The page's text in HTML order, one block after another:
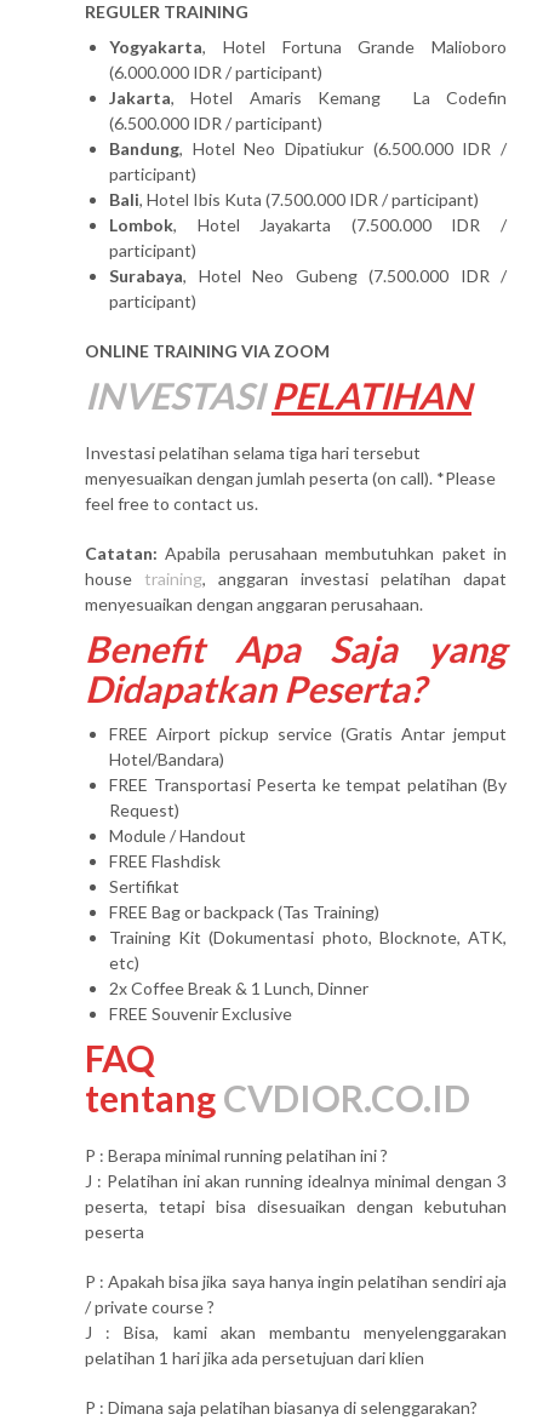
REGULER TRAINING
Yogyakarta, Hotel Fortuna Grande Malioboro
(6.000.000 IDR / participant)
Jakarta, Hotel Amaris Kemang La Codefin
(6.500.000 IDR / participant)
Bandung, Hotel Neo Dipatiukur (6.500.000 IDR /
participant)
Bali, Hotel Ibis Kuta (7.500.000 IDR / participant)
Lombok, Hotel Jayakarta (7.500.000 IDR /
participant)
Surabaya, Hotel Neo Gubeng (7.500.000 IDR /
participant)
ONLINE TRAINING VIA ZOOM
INVESTASI PELATIHAN
Investasi pelatihan selama tiga hari tersebut
menyesuaikan dengan jumlah peserta (on call). *Please
feel free to contact us.
Catatan: Apabila perusahaan membutuhkan paket in
house training, anggaran investasi pelatihan dapat
menyesuaikan dengan anggaran perusahaan.
Benefit Apa Saja yang
Didapatkan Peserta?
FREE Airport pickup service (Gratis Antar jemput
Hotel/Bandara)
FREE Transportasi Peserta ke tempat pelatihan (By
Request)
Module / Handout
FREE Flashdisk
Sertifikat
FREE Bag or backpack (Tas Training)
Training Kit (Dokumentasi photo, Blocknote, ATK,
etc)
2x Coffee Break & 1 Lunch, Dinner
FREE Souvenir Exclusive
FAQ
tentangCVDIOR.CO.ID
P : Berapa minimal running pelatihan ini ?
J : Pelatihan ini akan running idealnya minimal dengan 3
peserta, tetapi bisa disesuaikan dengan kebutuhan
peserta
P : Apakah bisa jika saya hanya ingin pelatihan sendiri aja
/ private course ?
J : Bisa, kami akan membantu menyelenggarakan
pelatihan 1 hari jika ada persetujuan dari klien
P : Dimana saja pelatihan biasanya di selenggarakan?